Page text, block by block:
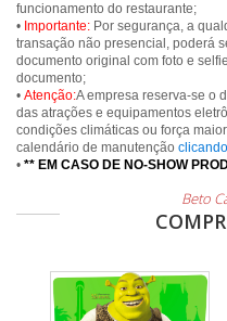
funcionamento do restaurante;
• Importante: Por segurança, a
transação não presencial, poderá
documento original com foto e
documento;
• Atenção:A empresa reserva-se o
das atrações e equipamentos
condições climáticas ou força
calendário de manutenção
• ** EM CASO DE NO-SHOW
Beto